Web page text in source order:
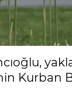
Kurban